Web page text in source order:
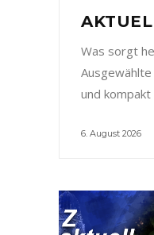
Was sorgt
Ausgewählte
und kompakt
6. August 2026